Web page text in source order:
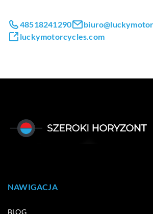
48518241290
luckymotorcycles.com
NAWIGACJA
BLOG